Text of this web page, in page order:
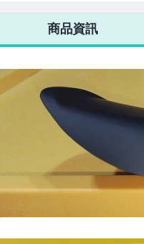
商品資訊